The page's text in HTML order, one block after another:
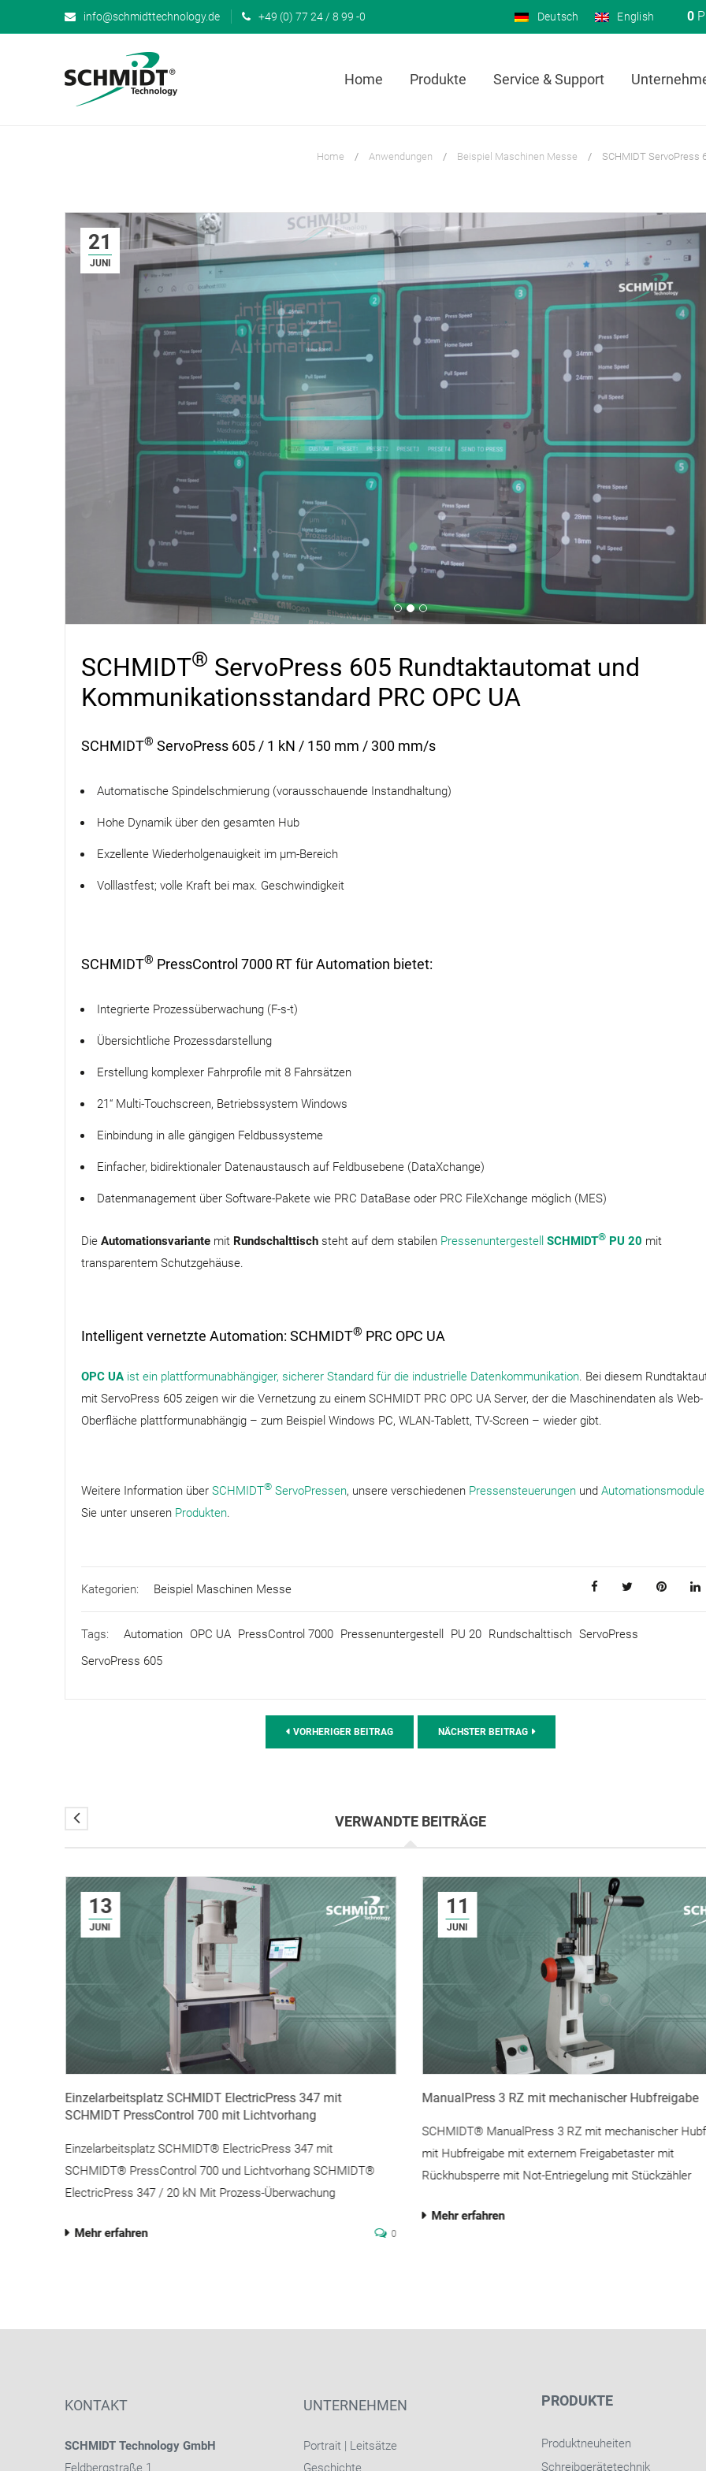
info@schmidttechnology.de +49 (0) 77 24 / 8 99 -0 Deutsch English 0
Home Produkte Service & Support
Home / Anwendungen / Beispiel Maschinen Messe / SCHMIDT ServoPress
21
JUNI
SCHMIDT® ServoPress 605 Rundtaktautomat und
Kommunikationsstandard PRC OPC UA
SCHMIDT® ServoPress 605 / 1 kN / 150 mm / 300 mm/s
Automatische Spindelschmierung (vorausschauende Instandhaltung)
Hohe Dynamik über den gesamten Hub
Exzellente Wiederholgenauigkeit im µm-Bereich
Volllastfest; volle Kraft bei max. Geschwindigkeit
SCHMIDT® PressControl 7000 RT für Automation bietet:
Integrierte Prozessüberwachung (F-s-t)
Übersichtliche Prozessdarstellung
Erstellung komplexer Fahrprofile mit 8 Fahrsätzen
21“ Multi-Touchscreen, Betriebssystem Windows
Einbindung in alle gängigen Feldbussysteme
Einfacher, bidirektionaler Datenaustausch auf Feldbusebene (DataXchange)
Datenmanagement über Software-Pakete wie PRC DataBase oder PRC FileXchange möglich (MES)
Die Automationsvariante mit Rundschalttisch steht auf dem stabilen Pressenuntergestell SCHMIDT® PU 20 mit
transparentem Schutzgehäuse.
Intelligent vernetzte Automation: SCHMIDT® PRC OPC UA
OPC UA ist ein plattformunabhängiger, sicherer Standard für die industrielle Datenkommunikation . Bei diesem
mit ServoPress 605 zeigen wir die Vernetzung zu einem SCHMIDT PRC OPC UA Server, der die Maschinendaten als Web-
Oberfläche plattformunabhängig – zum Beispiel Windows PC, WLAN-Tablett, TV-Screen – wieder gibt.
Weitere Information über SCHMIDT® ServoPressen, unsere verschiedenen Pressensteuerungen und Automationsmodule
Sie unter unseren Produkten
Kategorien: Beispiel Maschinen Messe
Tags: Automation OPC UA PressControl 7000 Pressenuntergestell PU 20 Rundschalttisch ServoPress
ServoPress 605
VORHERIGER BEITRAG NÄCHSTER BEITRAG
VERWANDTE BEITRÄGE
13
JUNI
Einzelarbeitsplatz SCHMIDT ElectricPress 347 mit
SCHMIDT PressControl 700 mit Lichtvorhang
Einzelarbeitsplatz SCHMIDT® ElectricPress 347 mit
SCHMIDT® PressControl 700 und Lichtvorhang SCHMIDT®
ElectricPress 347 / 20 kN Mit Prozess-Überwachung
Mehr erfahren 0
11
JUNI
ManualPress 3 RZ mit mechanischer Hubfreigabe
SCHMIDT® ManualPress 3 RZ mit mechanischer
mit Hubfreigabe mit externem Freigabetaster mit
Rückhubsperre mit Not-Entriegelung mit Stückzähler
Mehr erfahren
KONTAKT
SCHMIDT Technology GmbH
Feldbergstraße 1
UNTERNEHMEN
Portrait| Leitsätze
Geschichte
PRODUKTE
Produktneuheiten
Schreibgerätetechnik